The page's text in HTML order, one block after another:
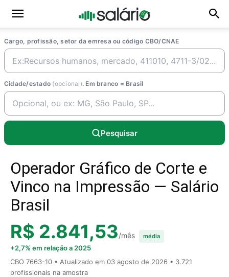
Cargo, profissão, setor da emresa ou código CBO/CNAE
Cidade/estado (opcional). Em branco = Brasil
Pesquisar
Operador Gráfico de Corte e
Vinco na Impressão — Salário
Brasil
R$ 2.841,53/mês média
+2,7% em relação a 2025
CBO 7663-10 • Atualizado em 03 agosto de 2026 • 3.721
profissionais na amostra